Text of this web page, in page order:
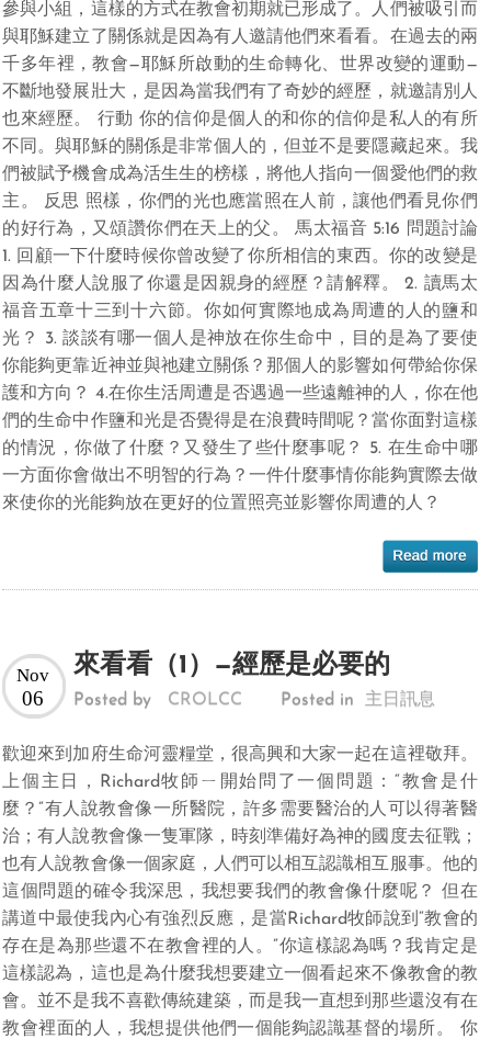
參與小組，這樣的方式在教會初期就已形成了。人們被吸引而
與耶穌建立了關係就是因為有人邀請他們來看看。在過去的兩
千多年裡，教會—耶穌所啟動的生命轉化、世界改變的運動—
不斷地發展壯大，是因為當我們有了奇妙的經歷，就邀請別人
也來經歷。 行動 你的信仰是個人的和你的信仰是私人的有所
不同。與耶穌的關係是非常個人的，但並不是要隱藏起來。我
們被賦予機會成為活生生的榜樣，將他人指向一個愛他們的救
主。 反思 照樣，你們的光也應當照在人前，讓他們看見你們
的好行為，又頌讚你們在天上的父。 馬太福音 5:16 問題討論
1. 回顧一下什麼時候你曾改變了你所相信的東西。你的改變是
因為什麼人說服了你還是因親身的經歷？請解釋。 2. 讀馬太
福音五章十三到十六節。你如何實際地成為周遭的人的鹽和
光？ 3. 談談有哪一個人是神放在你生命中，目的是為了要使
你能夠更靠近神並與祂建立關係？那個人的影響如何帶給你保
護和方向？ 4.在你生活周遭是否遇過一些遠離神的人，你在他
們的生命中作鹽和光是否覺得是在浪費時間呢？當你面對這樣
的情況，你做了什麼？又發生了些什麼事呢？ 5. 在生命中哪
一方面你會做出不明智的行為？一件什麼事情你能夠實際去做
來使你的光能夠放在更好的位置照亮並影響你周遭的人？
來看看（1）—經歷是必要的
Nov
06 Posted by CROLCC Posted in 主日訊息
歡迎來到加府生命河靈糧堂，很高興和大家一起在這裡敬拜。
上個主日，Richard牧師ㄧ開始問了一個問題：“教會是什
麼？”有人說教會像一所醫院，許多需要醫治的人可以得著醫
治；有人說教會像一隻軍隊，時刻準備好為神的國度去征戰；
也有人說教會像一個家庭，人們可以相互認識相互服事。他的
這個問題的確令我深思，我想要我們的教會像什麼呢？ 但在
講道中最使我內心有強烈反應，是當Richard牧師說到“教會的
存在是為那些還不在教會裡的人。”你這樣認為嗎？我肯定是
這樣認為，這也是為什麼我想要建立一個看起來不像教會的教
會。並不是我不喜歡傳統建築，而是我一直想到那些還沒有在
教會裡面的人，我想提供他們一個能夠認識基督的場所。 你